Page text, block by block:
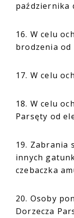
października
16. W celu
brodzenia od
17. W celu
18. W celu
Parsęty od
19. Zabrania
innych
czebaczka
20. Osoby
Dorzecza